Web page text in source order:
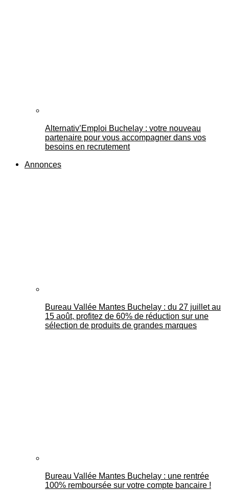
Alternativ’Emploi Buchelay : votre nouveau
partenaire pour vous accompagner dans vos
besoins en recrutement
Annonces
Bureau Vallée Mantes Buchelay : du 27 juillet au
15 août, profitez de 60% de réduction sur une
sélection de produits de grandes marques
Bureau Vallée Mantes Buchelay : une rentrée
100% remboursée sur votre compte bancaire !